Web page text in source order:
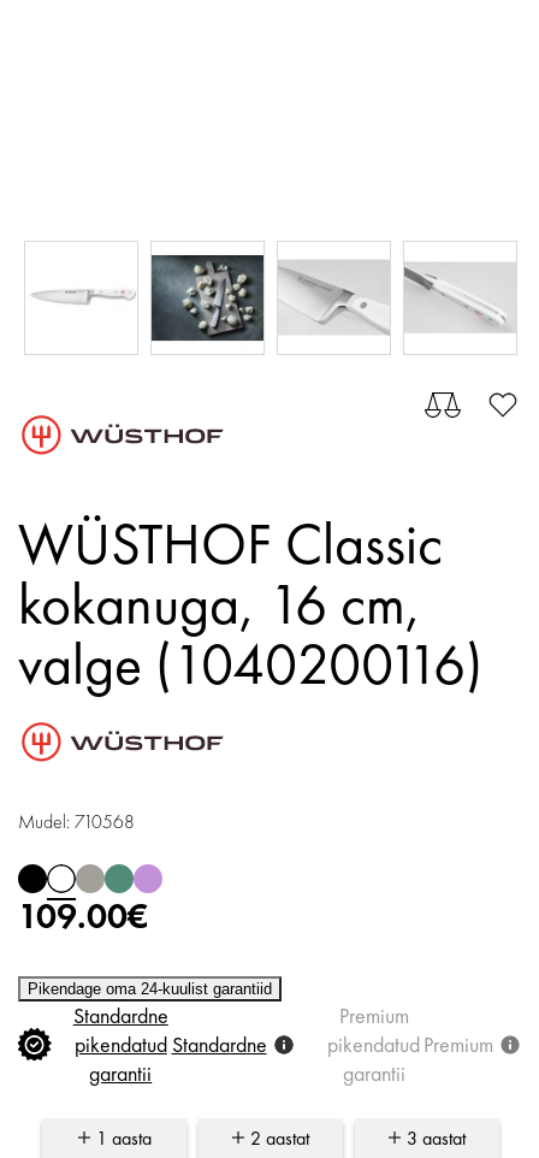
WÜSTHOF Classic
kokanuga, 16 cm,
valge (1040200116)
Mudel: 710568
109.00€
Pikendage oma 24-kuulist garantiid
Standardne
pikendatud
garantii
Standardne
Premium
pikendatud
garantii
Premium
1 aasta 2 aastat 3 aastat